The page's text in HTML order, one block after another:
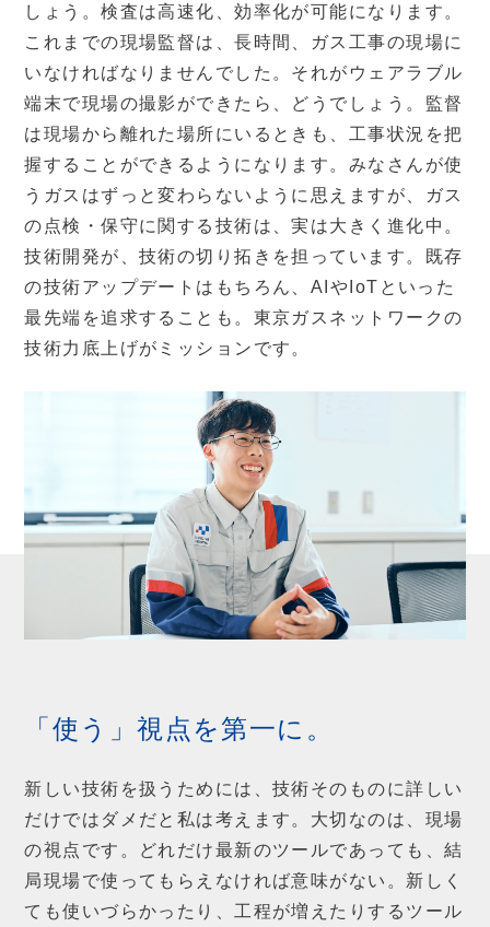
しょう。検査は高速化、効率化が可能になります。
これまでの現場監督は、長時間、ガス工事の現場に
いなければなりませんでした。それがウェアラブル
端末で現場の撮影ができたら、どうでしょう。監督
は現場から離れた場所にいるときも、工事状況を把
握することができるようになります。みなさんが使
うガスはずっと変わらないように思えますが、ガス
の点検・保守に関する技術は、実は大きく進化中。
技術開発が、技術の切り拓きを担っています。既存
の技術アップデートはもちろん、AIやIoTといった
最先端を追求することも。東京ガスネットワークの
技術力底上げがミッションです。
「使う」視点を第一に。
新しい技術を扱うためには、技術そのものに詳しい
だけではダメだと私は考えます。大切なのは、現場
の視点です。どれだけ最新のツールであっても、結
局現場で使ってもらえなければ意味がない。新しく
ても使いづらかったり、工程が増えたりするツール